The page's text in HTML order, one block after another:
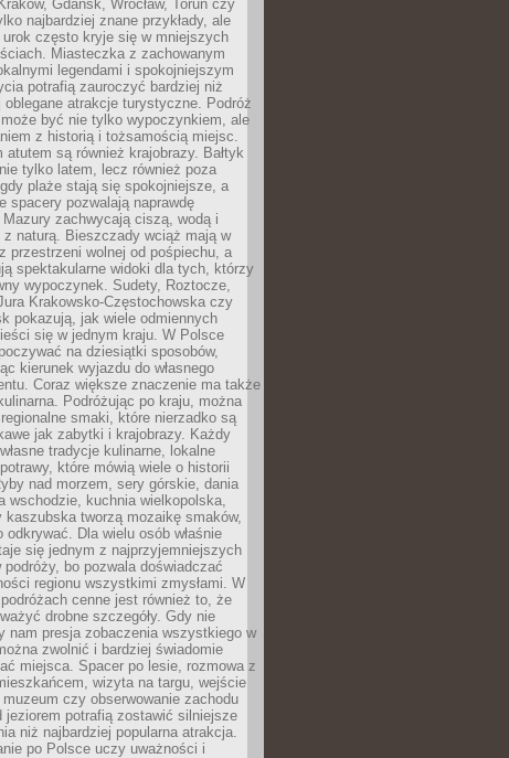
Gdańsk, Wrocław, Toruń czy
najbardziej znane przykłady, ale
urok często kryje się w mniejszych
Miasteczka z zachowanym
legendami i spokojniejszym
potrafią zauroczyć bardziej niż
oblegane atrakcje turystyczne. Podróż
być nie tylko wypoczynkiem, ale
z historią i tożsamością miejsc.
atutem są również krajobrazy. Bałtyk
tylko latem, lecz również poza
plaże stają się spokojniejsze, a
spacery pozwalają naprawdę
zachwycają ciszą, wodą i
z naturą. Bieszczady wciąż mają w
przestrzeni wolnej od pośpiechu, a
spektakularne widoki dla tych, którzy
wypoczynek. Sudety, Roztocze,
Krakowsko-Częstochowska czy
pokazują, jak wiele odmiennych
się w jednym kraju. W Polsce
na dziesiątki sposobów,
kierunek wyjazdu do własnego
Coraz większe znaczenie ma także
Podróżując po kraju, można
smaki, które nierzadko są
jak zabytki i krajobrazy. Każdy
tradycje kulinarne, lokalne
które mówią wiele o historii
nad morzem, sery górskie, dania
wschodzie, kuchnia wielkopolska,
kaszubska tworzą mozaikę smaków,
odkrywać. Dla wielu osób właśnie
się jednym z najprzyjemniejszych
podróży, bo pozwala doświadczać
regionu wszystkimi zmysłami. W
cenne jest również to, że
drobne szczegóły. Gdy nie
nam presja zobaczenia wszystkiego w
zwolnić i bardziej świadomie
miejsca. Spacer po lesie, rozmowa z
wizyta na targu, wejście
muzeum czy obserwowanie zachodu
jeziorem potrafią zostawić silniejsze
niż najbardziej popularna atrakcja.
po Polsce uczy uważności i